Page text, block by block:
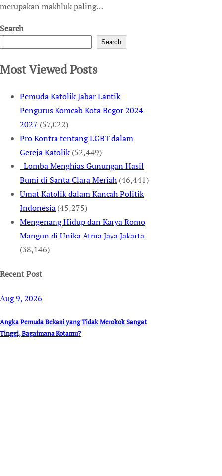
merupakan makhluk paling…
Search
Search
Most Viewed Posts
Pemuda Katolik Jabar Lantik
Pengurus Komcab Kota Bogor 2024-
2027 (57,022)
Pro Kontra tentang LGBT dalam
Gereja Katolik (52,449)
Lomba Menghias Gunungan Hasil
Bumi di Santa Clara Meriah (46,441)
Umat Katolik dalam Kancah Politik
Indonesia (45,275)
Mengenang Hidup dan Karya Romo
Mangun di Unika Atma Jaya Jakarta
(38,146)
Recent Post
Aug 9, 2026
Angka Pemuda Bekasi yang Tidak Merokok Sangat
Tinggi, Bagaimana Kotamu?